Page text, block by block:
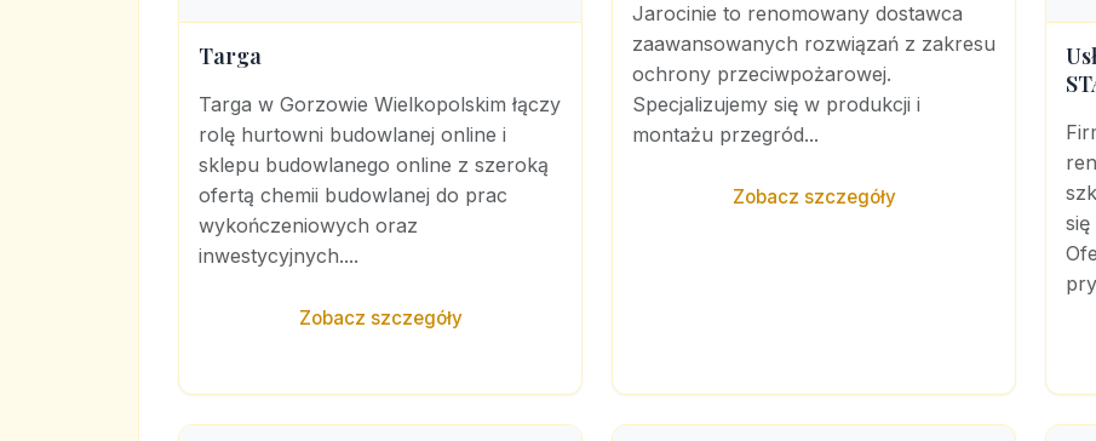
Targa
Targa w Gorzowie Wielkopolskim łączy
rolę hurtowni budowlanej online i
sklepu budowlanego online z szeroką
ofertą chemii budowlanej do prac
wykończeniowych oraz
inwestycyjnych....
Zobacz szczegóły
Jarocinie to renomowany dostawca
zaawansowanych rozwiązań z zakresu
ochrony przeciwpożarowej.
Specjalizujemy się w produkcji i
montażu przegród...
Zobacz szczegóły